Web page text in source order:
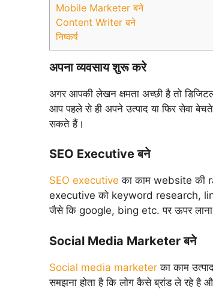
Mobile Marketer बने
Content Writer बने
निष्कर्ष
अपना व्यवसाय शुरू करे
अगर आपकी लेखन क्षमता अच्छी है तो
आप पहले से ही अपने उत्पाद या फिर सेवा
सकते हैं।
SEO Executive बने
SEO executive का काम website की
executive को keyword research,
जैसे कि google, bing etc. पर ऊपर लाना
Social Media Marketer बने
Social media marketer का काम
समझना होता है कि लोग कैसे ब्रांड ले रहे